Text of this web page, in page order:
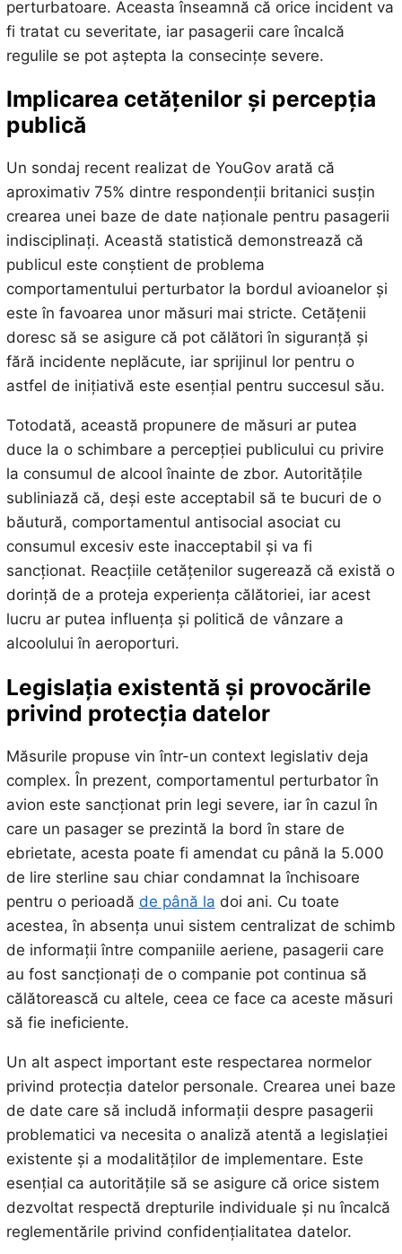
perturbatoare. Aceasta înseamnă că orice incident va
fi tratat cu severitate, iar pasagerii care încalcă
regulile se pot aștepta la consecințe severe.
Implicarea cetățenilor și percepția
publică
Un sondaj recent realizat de YouGov arată că
aproximativ 75% dintre respondenții britanici susțin
crearea unei baze de date naționale pentru pasagerii
indisciplinați. Această statistică demonstrează că
publicul este conștient de problema
comportamentului perturbator la bordul avioanelor și
este în favoarea unor măsuri mai stricte. Cetățenii
doresc să se asigure că pot călători în siguranță și
fără incidente neplăcute, iar sprijinul lor pentru o
astfel de inițiativă este esențial pentru succesul său.
Totodată, această propunere de măsuri ar putea
duce la o schimbare a percepției publicului cu privire
la consumul de alcool înainte de zbor. Autoritățile
subliniază că, deși este acceptabil să te bucuri de o
băutură, comportamentul antisocial asociat cu
consumul excesiv este inacceptabil și va fi
sancționat. Reacțiile cetățenilor sugerează că există o
dorință de a proteja experiența călătoriei, iar acest
lucru ar putea influența și politică de vânzare a
alcoolului în aeroporturi.
Legislația existentă și provocările
privind protecția datelor
Măsurile propuse vin într-un context legislativ deja
complex. În prezent, comportamentul perturbator în
avion este sancționat prin legi severe, iar în cazul în
care un pasager se prezintă la bord în stare de
ebrietate, acesta poate fi amendat cu până la 5.000
de lire sterline sau chiar condamnat la închisoare
pentru o perioadă de până la doi ani. Cu toate
acestea, în absența unui sistem centralizat de schimb
de informații între companiile aeriene, pasagerii care
au fost sancționați de o companie pot continua să
călătorească cu altele, ceea ce face ca aceste măsuri
să fie ineficiente.
Un alt aspect important este respectarea normelor
privind protecția datelor personale. Crearea unei baze
de date care să includă informații despre pasagerii
problematici va necesita o analiză atentă a legislației
existente și a modalităților de implementare. Este
esențial ca autoritățile să se asigure că orice sistem
dezvoltat respectă drepturile individuale și nu încalcă
reglementările privind confidențialitatea datelor.